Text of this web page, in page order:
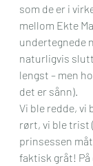
som de er i
mellom Ekte
undertegnede
naturligvis
lengst – men
det er sånn).
Vi ble redde, vi
rørt, vi ble trist
prinsessen
faktisk gråt!